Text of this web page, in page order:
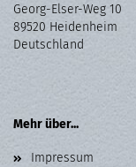
Georg-Elser-Weg 10
89520 Heidenheim
Deutschland
Mehr über...
Impressum